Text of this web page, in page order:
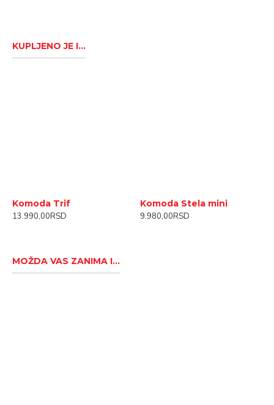
KUPLJENO JE I...
Komoda Trif
13.990,00RSD
Komoda Stela mini
9.980,00RSD
MOŽDA VAS ZANIMA I...